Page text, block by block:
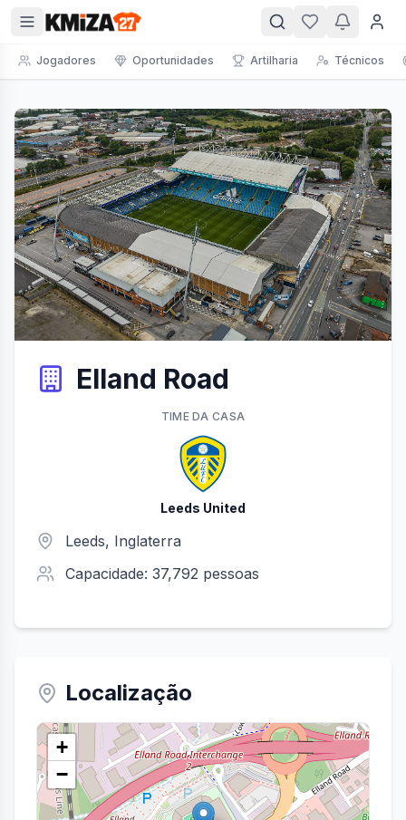
Jogadores Oportunidades Artilharia Técnicos
Elland Road
Leeds, Inglaterra
Capacidade: 37,792 pessoas
TIMEDA CASA
Leeds United
Localização
+
−